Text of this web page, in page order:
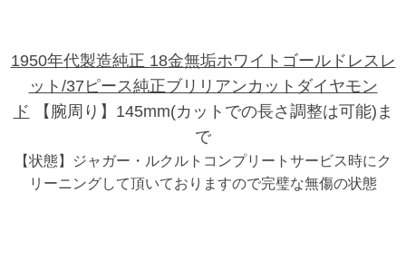
1950年代製造純正 18金無垢ホワイトゴールドレスレ
ット/37ピース純正ブリリアンカットダイヤモン
ド 【腕周り】145mm(カットでの長さ調整は可能)ま
で
【状態】ジャガー・ルクルトコンプリートサービス時にク
リーニングして頂いておりますので完璧な無傷の状態